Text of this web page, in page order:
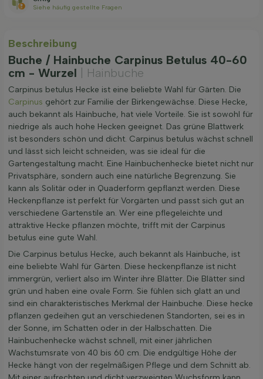
Siehe häufig gestellte Fragen
Beschreibung
Buche / Hainbuche Carpinus Betulus 40-60
cm - Wurzel
| Hainbuche
Carpinus betulus Hecke ist eine beliebte Wahl für Gärten. Die
Carpinus gehört zur Familie der Birkengewächse. Diese Hecke,
auch bekannt als Hainbuche, hat viele Vorteile. Sie ist sowohl für
niedrige als auch hohe Hecken geeignet. Das grüne Blattwerk
ist besonders schön und dicht. Carpinus betulus wächst schnell
und lässt sich leicht schneiden, was sie ideal für die
Gartengestaltung macht. Eine Hainbuchenhecke bietet nicht nur
Privatsphäre, sondern auch eine natürliche Begrenzung. Sie
kann als Solitär oder in Quaderform gepflanzt werden. Diese
Heckenpflanze ist perfekt für Vorgärten und passt sich gut an
verschiedene Gartenstile an. Wer eine pflegeleichte und
attraktive Hecke pflanzen möchte, trifft mit der Carpinus
betulus eine gute Wahl.
Die Carpinus betulus Hecke, auch bekannt als Hainbuche, ist
eine beliebte Wahl für Gärten. Diese heckenpflanze ist nicht
immergrün, verliert also im Winter ihre Blätter. Die Blätter sind
grün und haben eine ovale Form. Sie fühlen sich glatt an und
sind ein charakteristisches Merkmal der Hainbuche. Diese hecke
pflanzen gedeihen gut an verschiedenen Standorten, sei es in
der Sonne, im Schatten oder in der Halbschatten. Die
Hainbuchenhecke wächst schnell, mit einer jährlichen
Wachstumsrate von 40 bis 60 cm. Die endgültige Höhe der
Hecke hängt von der regelmäßigen Pflege und dem Schnitt ab.